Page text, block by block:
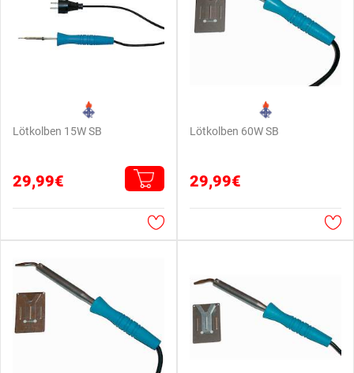
Lötkolben 15W SB
29,99€
Lötkolben 60W SB
29,99€